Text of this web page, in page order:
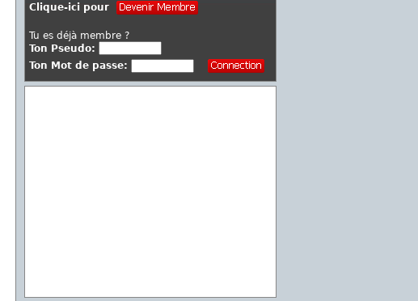
Clique-ici pour
Tu es déjà membre ?
Ton Pseudo:
Ton Mot de passe: